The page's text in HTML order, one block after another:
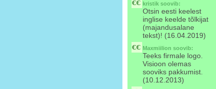
kristik soovib:
Otsin eesti keelest
inglise keelde tõlkijat
(majandusalane
tekst)! (16.04.2019)
Maxmiilion soovib:
Teeks firmale logo.
Visioon olemas
sooviks pakkumist.
(10.12.2013)